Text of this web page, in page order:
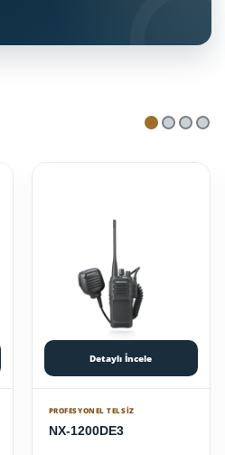
Detaylı İncele
PROFESYONEL TELSIZ
NX-1200DE3